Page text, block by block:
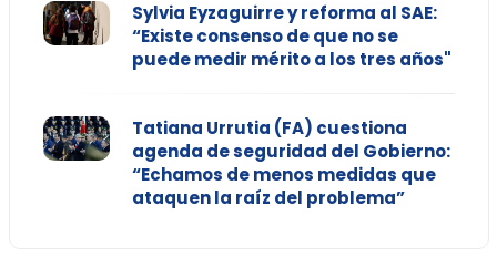
Sylvia Eyzaguirre y reforma al SAE:
“Existe consenso de que no se
puede medir mérito a los tres años"
Tatiana Urrutia (FA) cuestiona
agenda de seguridad del Gobierno:
“Echamos de menos medidas que
ataquen la raíz del problema”